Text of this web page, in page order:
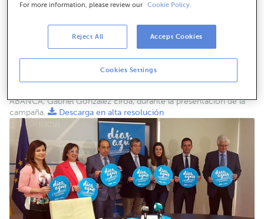
ABANCA, Gabriel González Eiroa, durante la presentación de la
campaña.
Descarga en alta resolución
For more information, please review our Cookie Policy.
Cookies Settings
Reject All Accept Cookies